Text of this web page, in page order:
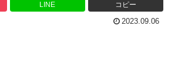
LINE コピー
2023.09.06